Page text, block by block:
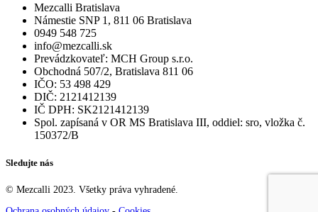
Mezcalli Bratislava
Námestie SNP 1, 811 06 Bratislava
0949 548 725
info@mezcalli.sk
Prevádzkovateľ: MCH Group s.r.o.
Obchodná 507/2, Bratislava 811 06
IČO: 53 498 429
DIČ: 2121412139
IČ DPH: SK2121412139
Spol. zapísaná v OR MS Bratislava III, oddiel: sro, vložka č.
150372/B
Sledujte nás
© Mezcalli 2023. Všetky práva vyhradené.